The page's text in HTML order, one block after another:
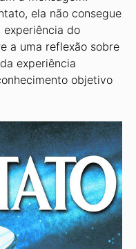
ela não consegue
experiência do
a uma reflexão sobre
experiência
objetivo